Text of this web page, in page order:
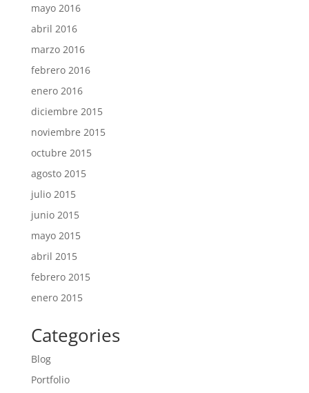
mayo 2016
abril 2016
marzo 2016
febrero 2016
enero 2016
diciembre 2015
noviembre 2015
octubre 2015
agosto 2015
julio 2015
junio 2015
mayo 2015
abril 2015
febrero 2015
enero 2015
Categories
Blog
Portfolio